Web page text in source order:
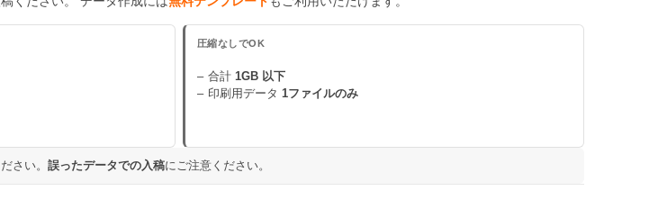
圧縮なしでOK
合計 1GB 以下
印刷用データ 1ファイルのみ
さい。 誤ったデータでの入稿にご注意ください。